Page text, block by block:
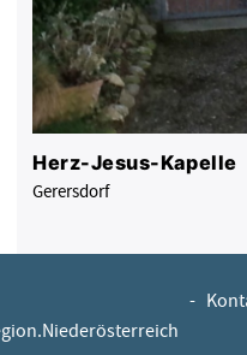
Herz-Jesus-Kapelle
Gerersdorf
-